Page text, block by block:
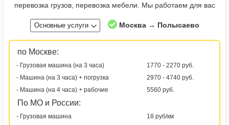
перевозка грузов, перевозка мебели. Мы работаем для вас
Основные услуги Москва → Полысаево
по Москве:
- Грузовая машина (на 3 часа)
1770 - 2270 руб.
- Машина (на 3 часа) + погрузка
2970 - 4740 руб.
- Машина (на 4 часа) + рабочие
5560 руб.
По МО и России:
- Грузовая машина 18 руб/км